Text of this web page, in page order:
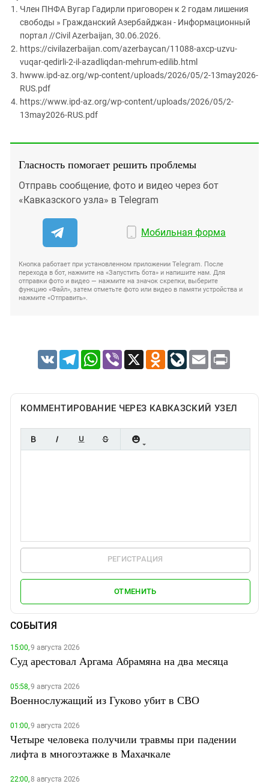
Член ПНФА Вугар Гадирли приговорен к 2 годам лишения
свободы » Гражданский Азербайджан - Информационный
портал //Civil Azerbaijan, 30.06.2026.
https://civilazerbaijan.com/azerbaycan/11088-axcp-uzvu-
vuqar-qedirli-2-il-azadliqdan-mehrum-edilib.html
hwww.ipd-az.org/wp-content/uploads/2026/05/2-13may2026-
RUS.pdf
https://www.ipd-az.org/wp-content/uploads/2026/05/2-
13may2026-RUS.pdf
Гласность помогает решить проблемы
Отправь сообщение, фото и видео через бот
«Кавказского узла» в Telegram
Мобильная форма
Кнопка работает при установленном приложении Telegram. После
перехода в бот, нажмите на «Запустить бота» и напишите нам. Для
отправки фото и видео — нажмите на значок скрепки, выберите
функцию «Файл», затем отметьте фото или видео в памяти устройства и
нажмите «Отправить».
VK TelegramWhatsApp
Viber X Odnoklassniki
LiveJournal
Email Print
КОММЕНТИРОВАНИЕ ЧЕРЕЗ КАВКАЗСКИЙ УЗЕЛ
РЕГИСТРАЦИЯ
ОТМЕНИТЬ
СОБЫТИЯ
15:00,9 августа 2026
Суд арестовал Аргама Абрамяна на два месяца
05:58,9 августа 2026
Военнослужащий из Гуково убит в СВО
01:00,9 августа 2026
Четыре человека получили травмы при падении
лифта в многоэтажке в Махачкале
22:00,8 августа 2026